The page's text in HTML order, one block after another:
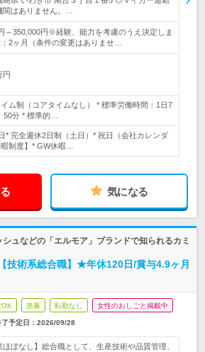
はありません。…
～350,000円※経験、能力を考慮のうえ決定しま
2ヶ月（条件の変更はありませ…
円
ム制（コアタイムなし） * 標準労働時間：1日7
50分 * 標準的…
* 完全週休2日制（土日）* 祝日（会社カレンダ
制度】* GW休暇…
気になる
ュなどの「エルモア」ブランドで知られるカミ
技術系総合職】★年休120日/賞与4.9ヶ月
OK 急募 転勤なし 女性のおしごと掲載中
予定日： 2026/09/28
ほぼなし】総合職として、生産技術や品質管理、